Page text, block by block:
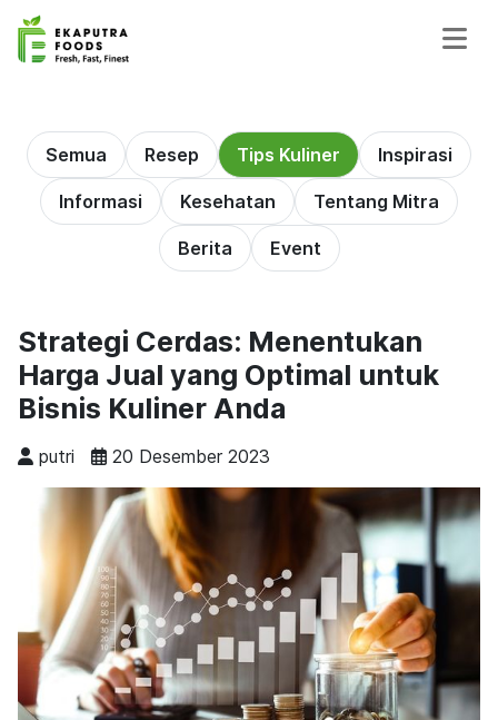
Semua Resep Tips Kuliner Inspirasi
Informasi Kesehatan Tentang Mitra
Berita Event
Strategi Cerdas: Menentukan
Harga Jual yang Optimal untuk
Bisnis Kuliner Anda
putri 20 Desember 2023